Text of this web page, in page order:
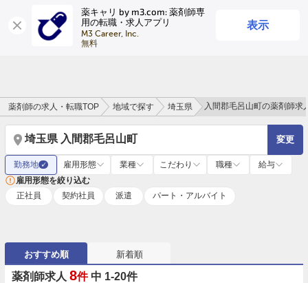
薬キャリ by m3.com: 薬剤師専
用の転職・求人アプリ
M3 Career, Inc.
無料
表示
ログイン
薬剤師の求人・転職TOP 地域で探す 埼玉県 入間郡毛呂山町の薬剤師求
埼玉県 入間郡毛呂山町 変更
勤務地 ✓ 雇用形態 業種 こだわり 職種
給与
雇用形態を絞り込む
正社員
契約社員 派遣 パート・アルバイト
おすすめ順 新着順
薬剤師求人 8件 中 1-20件